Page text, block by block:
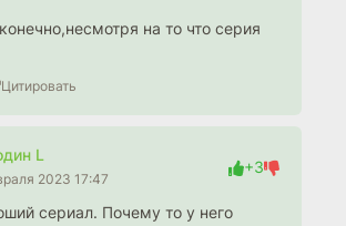
на то что серия
Цитировать
L
2023 17:47
+3
сериал. Почему то у него